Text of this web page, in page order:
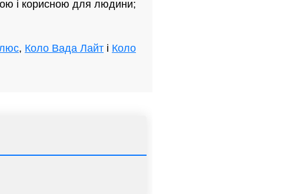
і корисною для людини;
, Коло Вада Лайт і Коло